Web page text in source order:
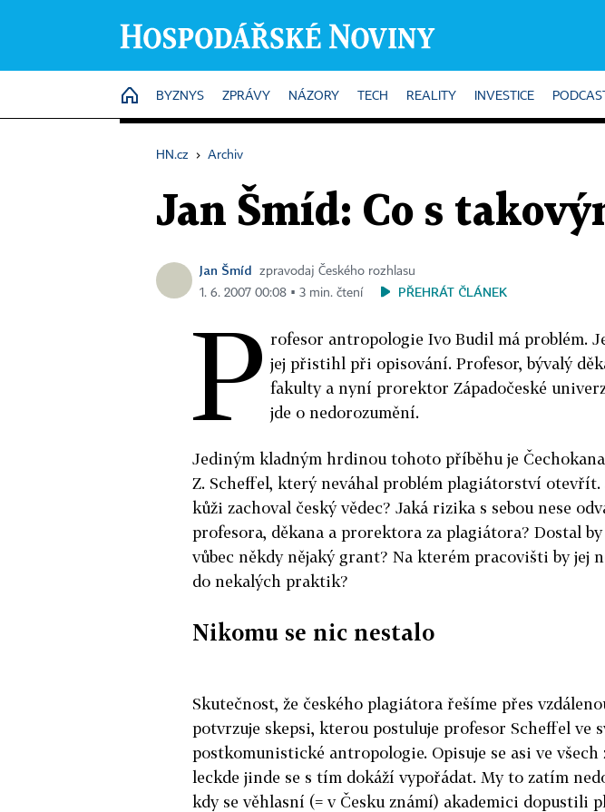
HOME
BYZNYS ZPRÁVY NÁZORY TECH REALITY INVESTICE
HN.cz › Archiv
Jan Šmíd: Co s
Jan Šmíd
zpravodaj Českého rozhlasu
1. 6. 2007 00:08 ▪ 3 min. čtení
PŘEHRÁT ČLÁNEK
P rofesor antropologie Ivo Budil má problém.
jej přistihl při opisování. Profesor, bývalý
fakulty a nyní prorektor Západočeské
jde o nedorozumění.
Jediným kladným hrdinou tohoto příběhu je
Z. Scheffel, který neváhal problém plagiátorství otevřít.
kůži zachoval český vědec? Jaká rizika s sebou nese
profesora, děkana a prorektora za plagiátora? Dostal
vůbec někdy nějaký grant? Na kterém pracovišti by jej
do nekalých praktik?
Nikomu se nic nestalo
Skutečnost, že českého plagiátora řešíme přes
potvrzuje skepsi, kterou postuluje profesor Scheffel ve
postkomunistické antropologie. Opisuje se asi ve všech
leckde jinde se s tím dokáží vypořádat. My to zatím
kdy se věhlasní (= v Česku známí) akademici dopustili